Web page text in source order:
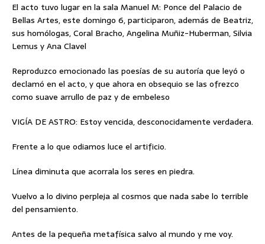
El acto tuvo lugar en la sala Manuel M: Ponce del Palacio de
Bellas Artes, este domingo 6, participaron, además de Beatriz,
sus homólogas, Coral Bracho, Angelina Muñiz-Huberman, Silvia
Lemus y Ana Clavel
Reproduzco emocionado las poesías de su autoría que leyó o
declamó en el acto, y que ahora en obsequio se las ofrezco
como suave arrullo de paz y de embeleso
VIGÍA DE ASTRO: Estoy vencida, desconocidamente verdadera.
Frente a lo que odiamos luce el artificio.
Línea diminuta que acorrala los seres en piedra.
Vuelvo a lo divino perpleja al cosmos que nada sabe lo terrible
del pensamiento.
Antes de la pequeña metafísica salvo al mundo y me voy.